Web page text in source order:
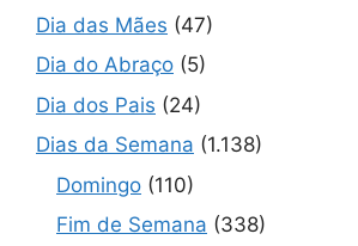
Dia das Mães (47)
Dia do Abraço (5)
Dia dos Pais (24)
Dias da Semana (1.138)
Domingo (110)
Fim de Semana (338)